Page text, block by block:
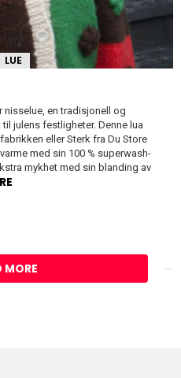
LUE
en tradisjonell og
julens festligheter. Denne lua
eller Sterk fra Du Store
med sin 100 % superwash-
mykhet med sin blanding av
MORE